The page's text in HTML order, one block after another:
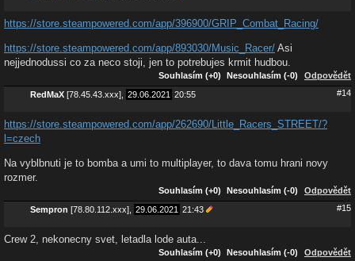
https://store.steampowered.com/app/396900/GRIP_Combat_Racing/
https://store.steampowered.com/app/893030/Music_Racer/ Asi
nejjednodussi co za neco stoji, jen to potrebujes krmit hudbou.
Souhlasím (+0) Nesouhlasím (-0) Odpovědět
RedMaX [78.45.43.xxx], 29.06.2021 20:55 #14
https://store.steampowered.com/app/262690/Little_Racers_STREET/?
l=czech
Na vyblbnuti je to bomba a umi to multiplayer, to dava tomu hrani novy
rozmer.
Souhlasím (+0) Nesouhlasím (-0) Odpovědět
Sempron [78.80.112.xxx], 29.06.2021 21:43 #15
Crew 2, nekonecny svet, letadla lode auta...
Souhlasím (+0) Nesouhlasím (-0) Odpovědět